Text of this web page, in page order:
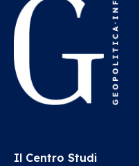
Il Centro Studi